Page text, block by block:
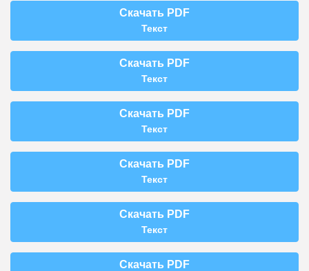
Скачать PDF
Текст
Скачать PDF
Текст
Скачать PDF
Текст
Скачать PDF
Текст
Скачать PDF
Текст
Скачать PDF